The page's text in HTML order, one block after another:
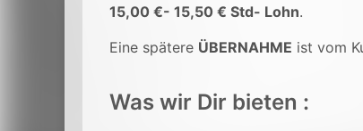
15,00 €- 15,50 € Std- Lohn.
Eine spätere ÜBERNAHME ist vom
Was wir Dir bieten :